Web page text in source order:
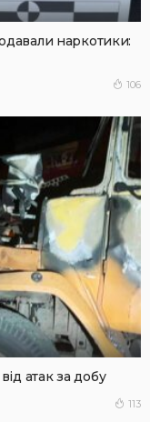
наркотики:
106
атак за добу
113